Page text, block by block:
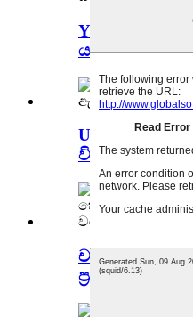
YC1016
යන්ත්‍රය
UV Flatbed
විකිණීමට ඇත
චයිනා ෆැක්ටරි
ප්‍රමාණයේ